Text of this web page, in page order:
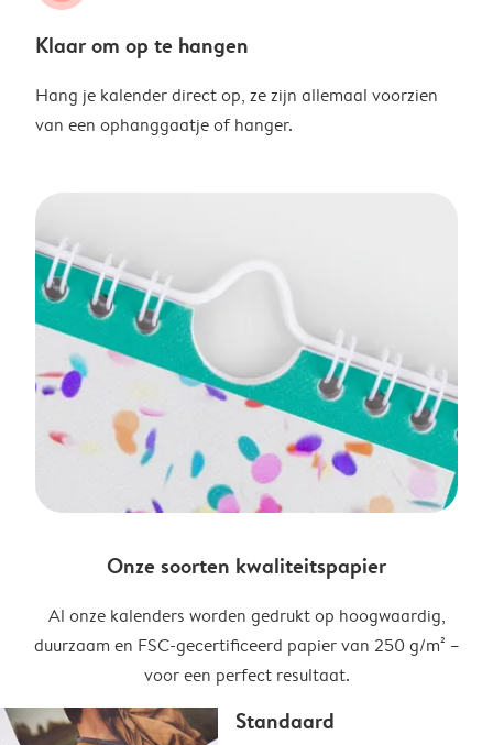
Klaar om op te hangen
Hang je kalender direct op, ze zijn allemaal voorzien
van een ophanggaatje of hanger.
Onze soorten kwaliteitspapier
Al onze kalenders worden gedrukt op hoogwaardig,
duurzaam en FSC-gecertificeerd papier van 250 g/m² –
voor een perfect resultaat.
Standaard